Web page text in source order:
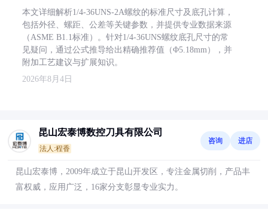
本文详细解析1/4-36UNS-2A螺纹的标准尺寸及底孔计算，
包括外径、螺距、公差等关键参数，并提供专业数据来源
（ASME B1.1标准）。针对1/4-36UNS螺纹底孔尺寸的常
见疑问，通过公式推导给出精确推荐值（Φ5.18mm），并
附加工艺建议与扩展知识。
2026年8月4日
昆山宏泰博数控刀具有限公司
法人:程香
咨询 进店
昆山宏泰博，2009年成立于昆山开发区，专注金属切削，产品丰
富权威，应用广泛，16家分支彰显专业实力。